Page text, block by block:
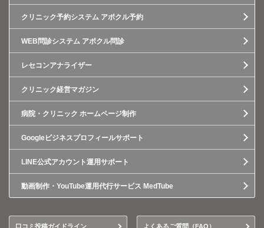
クリニック予約システム アポクル予約
WEB問診システム アポクル問診
レセコンアナライザー
クリニック経営マガジン
病院・クリニック ホームページ制作
Googleビジネスプロフィールサポート
LINE公式アカウント運用サポート
動画制作・YouTube運用代行サービス MedTube
口コミ投稿ガイドライン よくあるご質問（FAQ）